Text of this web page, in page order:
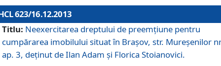
623/16.12.2013
Titlu: Neexercitarea dreptului de preemţiune pentru
cumpărarea imobilului situat în Braşov, str. Mureşenilor
ap. 3, deţinut de Ilan Adam şi Florica Stoianovici.